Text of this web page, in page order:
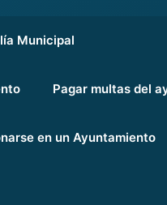
Municipal
Pagar multas del
en un Ayuntamiento